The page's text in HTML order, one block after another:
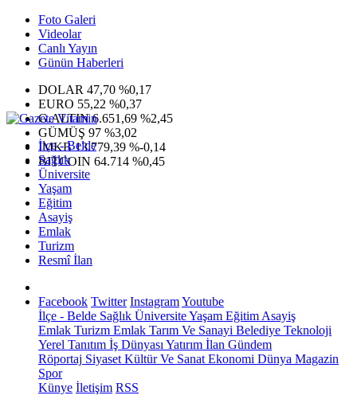
Foto Galeri
Videolar
Canlı Yayın
Günün Haberleri
DOLAR 47,70 %0,17
EURO 55,22 %0,37
G.ALTIN6.651,69 %2,45
GÜMÜŞ 97 %3,02
IMKB13.779,39 %-0,14
BITCOIN 64.714 %0,45
İlçe - Belde
Sağlık
Üniversite
Yaşam
Eğitim
Asayiş
Emlak
Turizm
Resmî İlan
Facebook Twitter InstagramYoutube
İlçe - Belde Sağlık ÜniversiteYaşam Eğitim Asayiş
Emlak Turizm Emlak Tarım Ve Sanayi Belediye Teknoloji
Yerel Tanıtım İş Dünyası Yatırım İlan Gündem
Röportaj Siyaset Kültür Ve Sanat Ekonomi Dünya Magazin
Spor
Künye İletişim RSS